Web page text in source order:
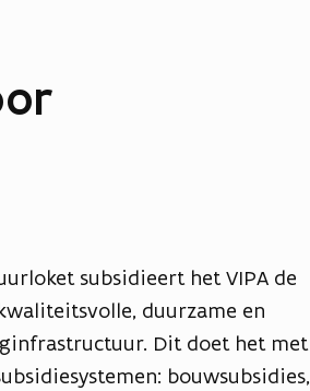
subsidieert het VIPA de
duurzame en
Dit doet het met
bouwsubsidies,